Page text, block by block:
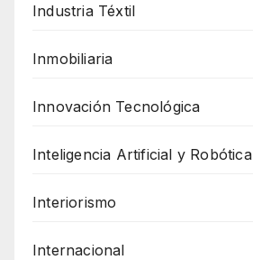
Industria Téxtil
Inmobiliaria
Innovación Tecnológica
Inteligencia Artificial y Robótica
Interiorismo
Internacional